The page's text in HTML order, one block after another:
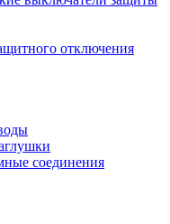
отключения
соединения